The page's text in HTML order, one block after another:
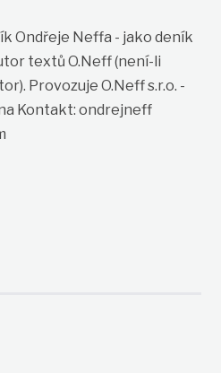
Ondřeje Neffa - jako deník
textů O.Neff (není-li
Provozuje O.Neff s.r.o. -
Kontakt: ondrejneff